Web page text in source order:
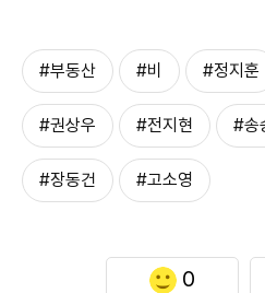
#부동산 #비 #정지훈
#권상우 #전지현 #송
#장동건 #고소영
0